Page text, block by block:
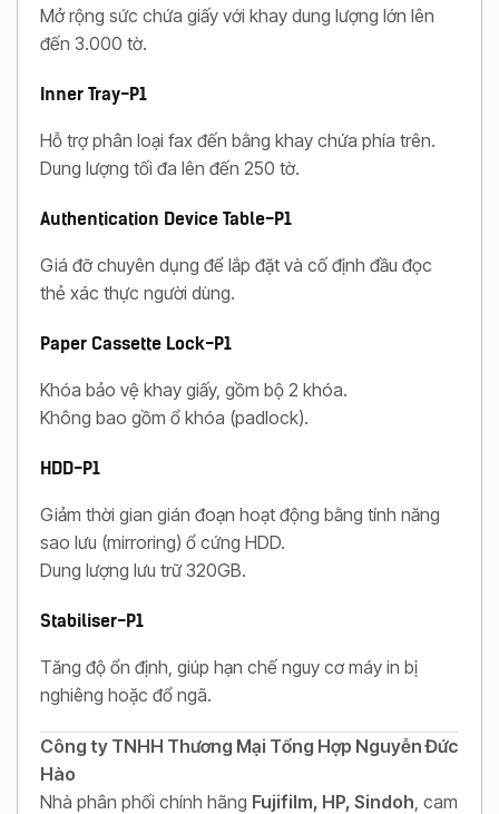
Mở rộng sức chứa giấy với khay dung lượng lớn lên
đến 3.000 tờ.
Inner Tray-P1
Hỗ trợ phân loại fax đến bằng khay chứa phía trên.
Dung lượng tối đa lên đến 250 tờ.
Authentication Device Table-P1
Giá đỡ chuyên dụng để lắp đặt và cố định đầu đọc
thẻ xác thực người dùng.
Paper Cassette Lock-P1
Khóa bảo vệ khay giấy, gồm bộ 2 khóa.
Không bao gồm ổ khóa (padlock).
HDD-P1
Giảm thời gian gián đoạn hoạt động bằng tính năng
sao lưu (mirroring) ổ cứng HDD.
Dung lượng lưu trữ 320GB.
Stabiliser-P1
Tăng độ ổn định, giúp hạn chế nguy cơ máy in bị
nghiêng hoặc đổ ngã.
Công ty TNHH Thương Mại Tổng Hợp Nguyễn Đức
Hào
Nhà phân phối chính hãng Fujifilm, HP, Sindoh , cam